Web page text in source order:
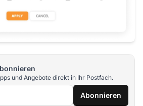
und Angebote direkt in Ihr Postfach.
Abonnieren